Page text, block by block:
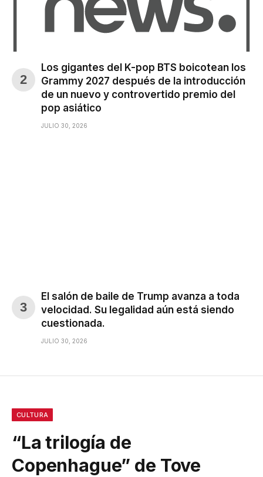
Los gigantes del K-pop BTS boicotean los
Grammy 2027 después de la introducción
de un nuevo y controvertido premio del
pop asiático
JULIO 30, 2026
El salón de baile de Trump avanza a toda
velocidad. Su legalidad aún está siendo
cuestionada.
JULIO 30, 2026
CULTURA
“La trilogía de
Copenhague” de Tove